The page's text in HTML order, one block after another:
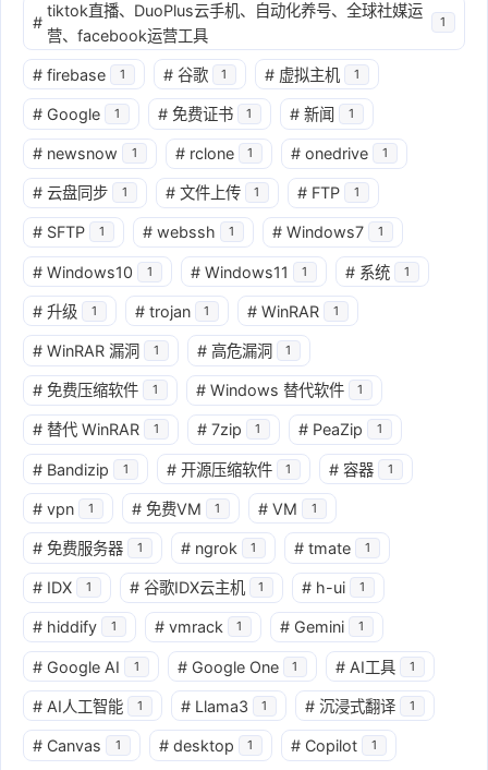
#
tiktok直播、DuoPlus云手机、自动化养号、全球社媒运
营、facebook运营工具
1
# firebase 1 # 谷歌 1 # 虚拟主机 1
# Google 1 # 免费证书 1 # 新闻 1
# newsnow 1 # rclone 1 # onedrive 1
# 云盘同步 1 # 文件上传 1 # FTP 1
# SFTP 1 # webssh 1 # Windows7 1
# Windows10 1 # Windows11 1 # 系统 1
# 升级 1 # trojan 1 # WinRAR 1
# WinRAR 漏洞 1 # 高危漏洞 1
# 免费压缩软件 1 # Windows 替代软件 1
# 替代 WinRAR 1 # 7zip 1 # PeaZip 1
# Bandizip 1 # 开源压缩软件 1 # 容器 1
# vpn 1 # 免费VM 1 # VM 1
# 免费服务器 1 # ngrok 1 # tmate 1
# IDX 1 # 谷歌IDX云主机 1 # h-ui 1
# hiddify 1 # vmrack 1 # Gemini 1
# Google AI 1 # Google One 1 # AI工具 1
# AI人工智能 1 # Llama3 1 # 沉浸式翻译 1
# Canvas 1 # desktop 1 # Copilot 1